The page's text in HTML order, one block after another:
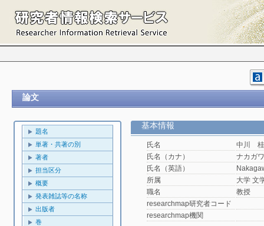
論文
題名
単著・共著の別
著者
担当区分
概要
発表雑誌等の名称
出版者
巻
基本情報
氏名
中川 桂
氏名（カナ）
ナカガ
氏名（英語）
所属
大学 文
職名
教授
researchmap研究者コード
researchmap機関